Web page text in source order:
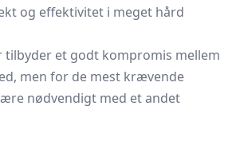
og effektivitet i meget hård
tilbyder et godt kompromis mellem
men for de mest krævende
nødvendigt med et andet